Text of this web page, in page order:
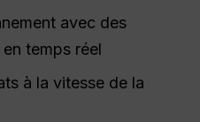
avec des
temps réel
à la vitesse de la